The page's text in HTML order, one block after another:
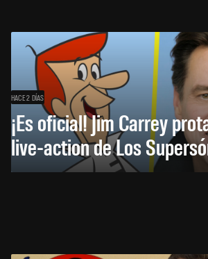
HACE 2 DÍAS
¡Es oficial! Jim Carrey
live-action de Los